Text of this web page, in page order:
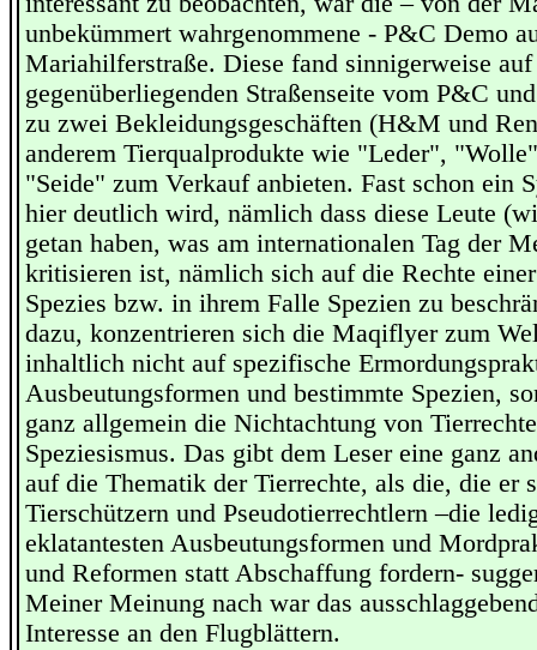
unbekümmert wahrgenommene - P&C Demo
Mariahilferstraße. Diese fand sinnigerweise auf
gegenüberliegenden Straßenseite vom P&C
zu zwei Bekleidungsgeschäften (H&M und
anderem Tierqualprodukte wie "Leder",
"Seide" zum Verkauf anbieten. Fast schon ein
hier deutlich wird, nämlich dass diese Leute
getan haben, was am internationalen Tag der
kritisieren ist, nämlich sich auf die Rechte
Spezies bzw. in ihrem Falle Spezien zu
dazu, konzentrieren sich die Maqiflyer zum
inhaltlich nicht auf spezifische
Ausbeutungsformen und bestimmte Spezien,
ganz allgemein die Nichtachtung von
Speziesismus. Das gibt dem Leser eine ganz
auf die Thematik der Tierrechte, als die, die er
Tierschützern und Pseudotierrechtlern –die
eklatantesten Ausbeutungsformen und
und Reformen statt Abschaffung fordern-
Meiner Meinung nach war das
Interesse an den Flugblättern.